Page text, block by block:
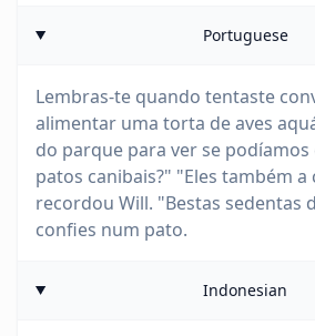
Portuguese
Lembras-te quando tentaste
alimentar uma torta de aves
do parque para ver se
patos canibais?" "Eles também
recordou Will. "Bestas sedentas
confies num pato.
Indonesian